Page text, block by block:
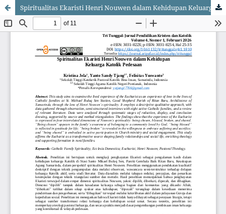
Spiritualitas Ekaristi Henri Nouwen dalam Kehidupan Keluarga Katolik Pedesaan